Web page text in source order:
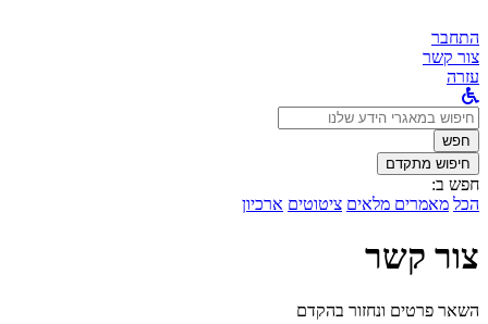
התחבר
צור קשר
עזרה
לחפש
ב:חפש
חיפוש מתקדם
חפש ב:
הכל מאמרים מלאים ציטוטים ארכיון
צור קשר
השאר פרטים ונחזור בהקדם